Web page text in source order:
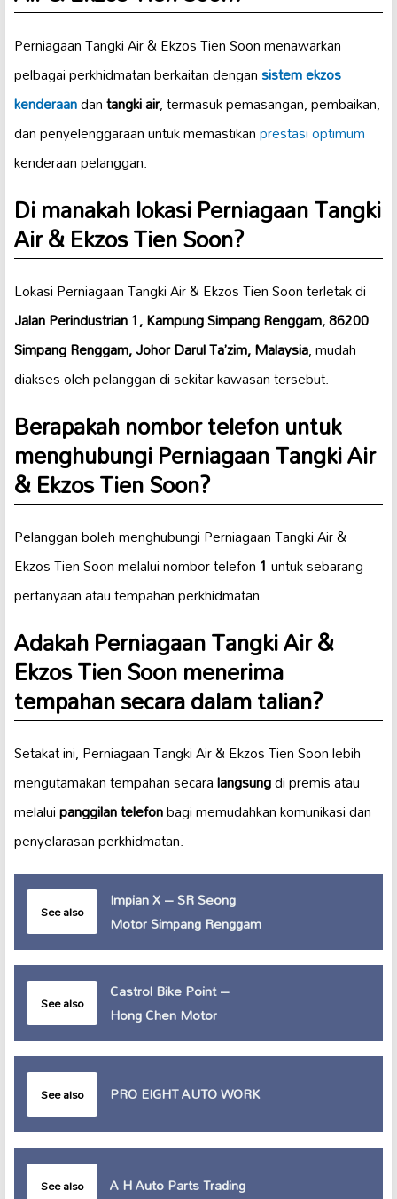
Perniagaan Tangki Air & Ekzos Tien Soon menawarkan
pelbagai perkhidmatan berkaitan dengansistem ekzos
kenderaandantangki air, termasuk pemasangan, pembaikan,
dan penyelenggaraan untuk memastikanprestasi optimum
kenderaan pelanggan.
Di manakah lokasi Perniagaan Tangki
Air & Ekzos Tien Soon?
Lokasi Perniagaan Tangki Air & Ekzos Tien Soon terletak di
Jalan Perindustrian 1, Kampung Simpang Renggam, 86200
Simpang Renggam, Johor Darul Ta’zim, Malaysia, mudah
diakses oleh pelanggan di sekitar kawasan tersebut.
Berapakah nombor telefon untuk
menghubungi Perniagaan Tangki Air
& Ekzos Tien Soon?
Pelanggan boleh menghubungi Perniagaan Tangki Air &
Ekzos Tien Soon melalui nombor telefon1 untuk sebarang
pertanyaan atau tempahan perkhidmatan.
Adakah Perniagaan Tangki Air &
Ekzos Tien Soon menerima
tempahan secara dalam talian?
Setakat ini, Perniagaan Tangki Air & Ekzos Tien Soon lebih
mengutamakan tempahan secaralangsungdi premis atau
melaluipanggilan telefonbagi memudahkan komunikasi dan
penyelarasan perkhidmatan.
See also
Impian X – SR Seong
Motor Simpang Renggam
See also
Castrol Bike Point –
Hong Chen Motor
See also PRO EIGHT AUTO WORK
See also A H Auto Parts Trading